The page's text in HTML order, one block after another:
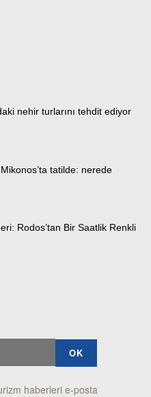
nehir turlarını tehdit ediyor
tatilde: nerede
Rodos’tan Bir Saatlik Renkli
haberleri e-posta